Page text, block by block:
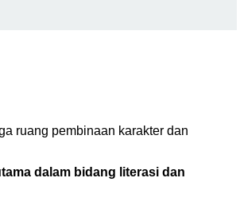
ruang pembinaan karakter dan
dalam bidang literasi dan